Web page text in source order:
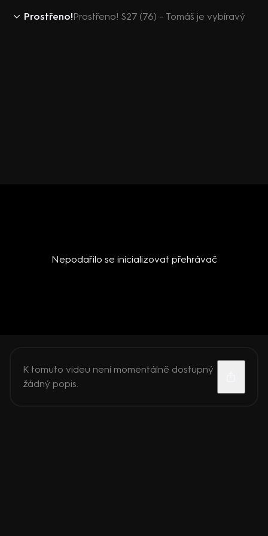
Prostřeno!Prostřeno! S27 (76) – Tomáš je vybíravý
Nepodařilo se inicializovat přehrávač
K tomuto videu není momentálně dostupný
žádný popis.